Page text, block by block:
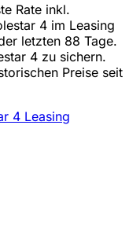
Rate inkl.
4 im Leasing
letzten 88 Tage.
4 zu sichern.
Preise seit
4 Leasing